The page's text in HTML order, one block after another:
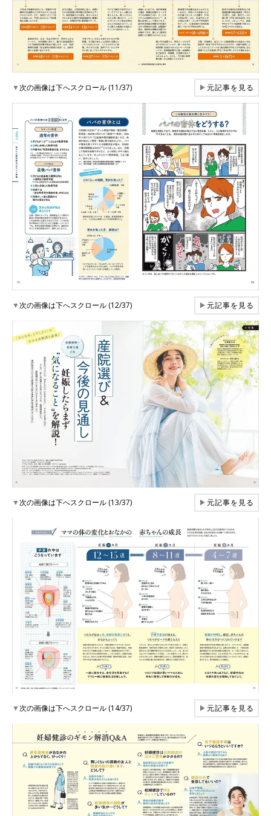
▼次の画像は下へスクロール (11/37) ▶元記事を見る
▼次の画像は下へスクロール (12/37) ▶元記事を見る
▼次の画像は下へスクロール (13/37) ▶元記事を見る
▼次の画像は下へスクロール (14/37) ▶元記事を見る